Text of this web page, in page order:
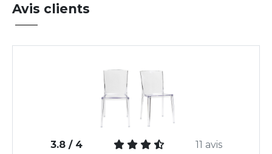
Avis clients
3.8 / 4 11 avis